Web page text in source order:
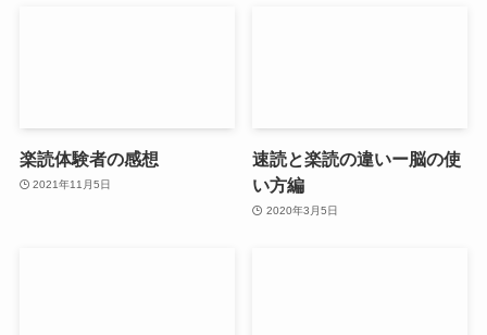
楽読体験者の感想
2021年11月5日
速読と楽読の違いー脳の使
い方編
2020年3月5日